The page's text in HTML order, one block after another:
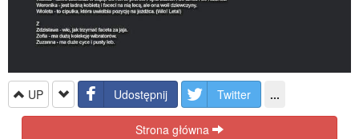
UP Udostępnij Twitter ...
Strona główna